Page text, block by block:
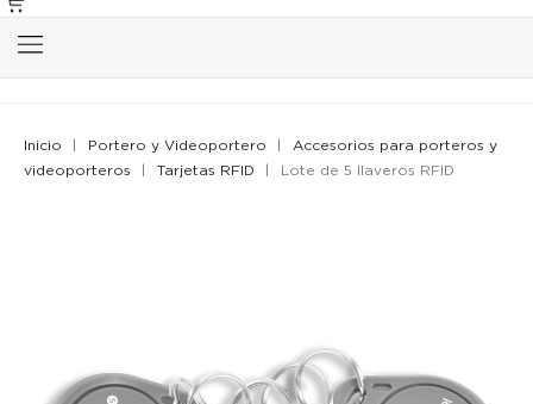
Inicio Portero y Videoportero
Accesorios para porteros y
videoporteros
Tarjetas RFID Lote de 5 llaveros RFID